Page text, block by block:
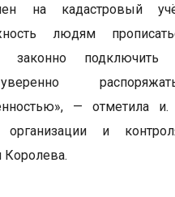
на кадастровый
людям
законно подключить
— отметила и.
организации и
Королева.